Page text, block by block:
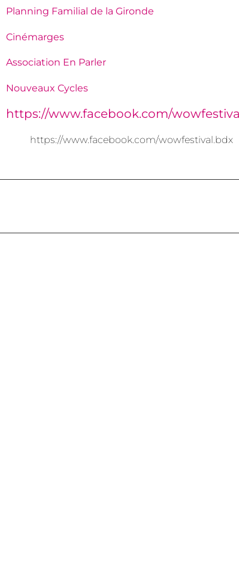
Planning Familial de la Gironde
Cinémarges
Association En Parler
Nouveaux Cycles
https://www.facebook.com/
https://www.facebook.com/wowfestival.bdx